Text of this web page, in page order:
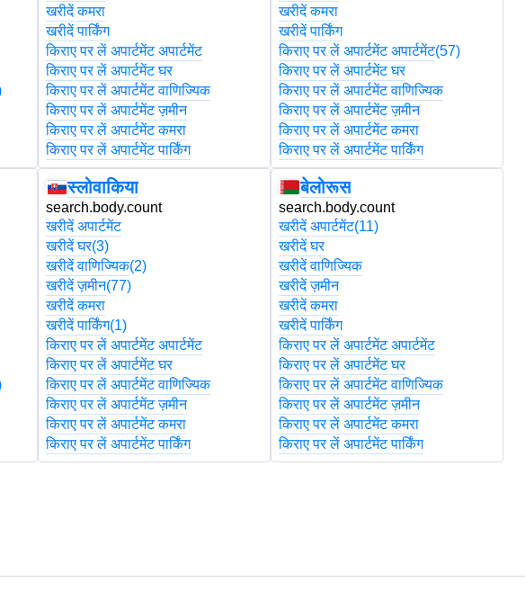
खरीदें कमरा
खरीदें पार्किंग
किराए पर लें अपार्टमेंट अपार्टमेंट
किराए पर लें अपार्टमेंट घर
किराए पर लें अपार्टमेंट वाणिज्यिक
किराए पर लें अपार्टमेंट ज़मीन
किराए पर लें अपार्टमेंट कमरा
किराए पर लें अपार्टमेंट पार्किंग
स्लोवाकिया
search.body.count
खरीदें अपार्टमेंट
खरीदें घर(3)
खरीदें वाणिज्यिक(2)
खरीदें ज़मीन(77)
खरीदें कमरा
खरीदें पार्किंग(1)
किराए पर लें अपार्टमेंट अपार्टमेंट
किराए पर लें अपार्टमेंट घर
किराए पर लें अपार्टमेंट वाणिज्यिक
किराए पर लें अपार्टमेंट ज़मीन
किराए पर लें अपार्टमेंट कमरा
किराए पर लें अपार्टमेंट पार्किंग
खरीदें कमरा
खरीदें पार्किंग
किराए पर लें अपार्टमेंट अपार्टमेंट(57)
किराए पर लें अपार्टमेंट घर
किराए पर लें अपार्टमेंट वाणिज्यिक
किराए पर लें अपार्टमेंट ज़मीन
किराए पर लें अपार्टमेंट कमरा
किराए पर लें अपार्टमेंट पार्किंग
बेलोरूस
search.body.count
खरीदें अपार्टमेंट(11)
खरीदें घर
खरीदें वाणिज्यिक
खरीदें ज़मीन
खरीदें कमरा
खरीदें पार्किंग
किराए पर लें अपार्टमेंट अपार्टमेंट
किराए पर लें अपार्टमेंट घर
किराए पर लें अपार्टमेंट वाणिज्यिक
किराए पर लें अपार्टमेंट ज़मीन
किराए पर लें अपार्टमेंट कमरा
किराए पर लें अपार्टमेंट पार्किंग